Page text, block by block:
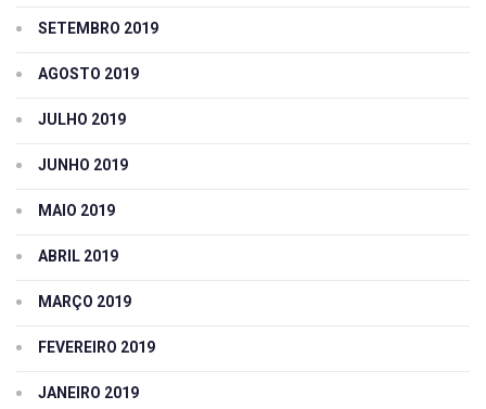
SETEMBRO 2019
AGOSTO 2019
JULHO 2019
JUNHO 2019
MAIO 2019
ABRIL 2019
MARÇO 2019
FEVEREIRO 2019
JANEIRO 2019